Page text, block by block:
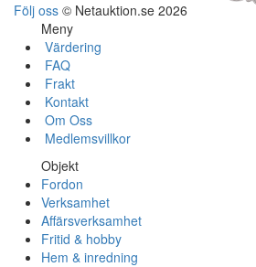
Följ oss © Netauktion.se 2026
Meny
Värdering
FAQ
Frakt
Kontakt
Om Oss
Medlemsvillkor
Objekt
Fordon
Verksamhet
Affärsverksamhet
Fritid & hobby
Hem & inredning